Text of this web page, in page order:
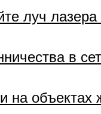
луч
в
на объектах